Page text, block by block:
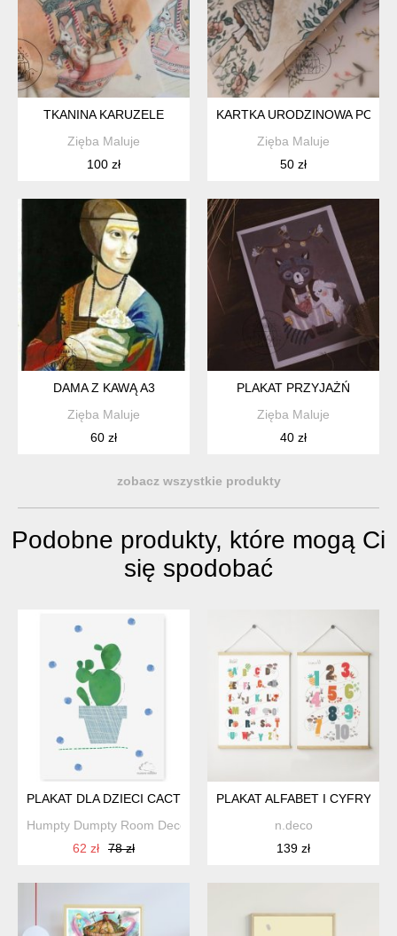
TKANINA KARUZELE
Zięba Maluje
100 zł
KARTKA URODZINOWA POP
Zięba Maluje
50 zł
DAMA Z KAWĄ A3
Zięba Maluje
60 zł
PLAKAT PRZYJAŻŃ
Zięba Maluje
40 zł
zobacz wszystkie produkty
Podobne produkty, które mogą Ci
się spodobać
PLAKAT DLA DZIECI CACTUS BLUE DOTS
Humpty Dumpty Room Decoration
62 zł
78 zł
PLAKAT ALFABET I CYFRY
n.deco
139 zł